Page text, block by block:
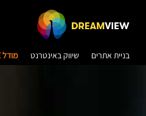
בניית אתרים שיווק באינטרנט מודל RACE לשיווק דיגיטלי